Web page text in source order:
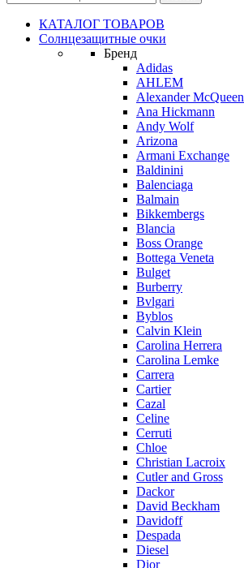
КАТАЛОГ ТОВАРОВ
Солнцезащитные очки
Бренд
Adidas
AHLEM
Alexander McQueen
Ana Hickmann
Andy Wolf
Arizona
Armani Exchange
Baldinini
Balenciaga
Balmain
Bikkembergs
Blancia
Boss Orange
Bottega Veneta
Bulget
Burberry
Bvlgari
Byblos
Calvin Klein
Carolina Herrera
Carolina Lemke
Carrera
Cartier
Cazal
Celine
Cerruti
Chloe
Christian Lacroix
Cutler and Gross
Dackor
David Beckham
Davidoff
Despada
Diesel
Dior